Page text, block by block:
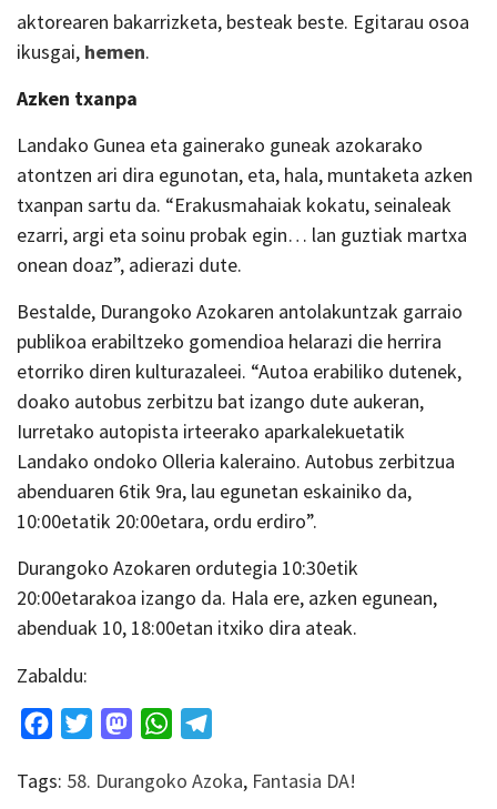
aktorearen bakarrizketa, besteak beste. Egitarau osoa
ikusgai, hemen.
Azken txanpa
Landako Gunea eta gainerako guneak azokarako
atontzen ari dira egunotan, eta, hala, muntaketa azken
txanpan sartu da. “Erakusmahaiak kokatu, seinaleak
ezarri, argi eta soinu probak egin… lan guztiak martxa
onean doaz”, adierazi dute.
Bestalde, Durangoko Azokaren antolakuntzak garraio
publikoa erabiltzeko gomendioa helarazi die herrira
etorriko diren kulturazaleei. “Autoa erabiliko dutenek,
doako autobus zerbitzu bat izango dute aukeran,
Iurretako autopista irteerako aparkalekuetatik
Landako ondoko Olleria kaleraino. Autobus zerbitzua
abenduaren 6tik 9ra, lau egunetan eskainiko da,
10:00etatik 20:00etara, ordu erdiro”.
Durangoko Azokaren ordutegia 10:30etik
20:00etarakoa izango da. Hala ere, azken egunean,
abenduak 10, 18:00etan itxiko dira ateak.
Zabaldu:
FacebookTwitterMastodonWhatsApp
Tags: 58. Durangoko Azoka, Fantasia DA!